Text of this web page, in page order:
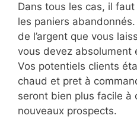
Dans tous les cas, il
les paniers
de l’argent que vous
vous devez absolument
Vos potentiels clients
chaud et pret à
seront bien plus facile à
nouveaux prospects.